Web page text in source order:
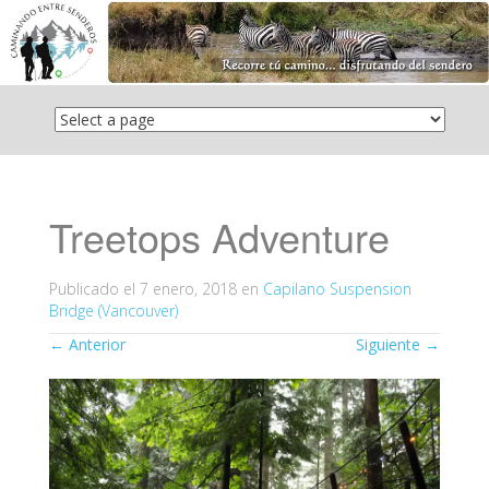
Saltar
contenido
Treetops Adventure
Publicado el 7 enero, 2018 en Capilano Suspension
Bridge (Vancouver)
← Anterior Siguiente →